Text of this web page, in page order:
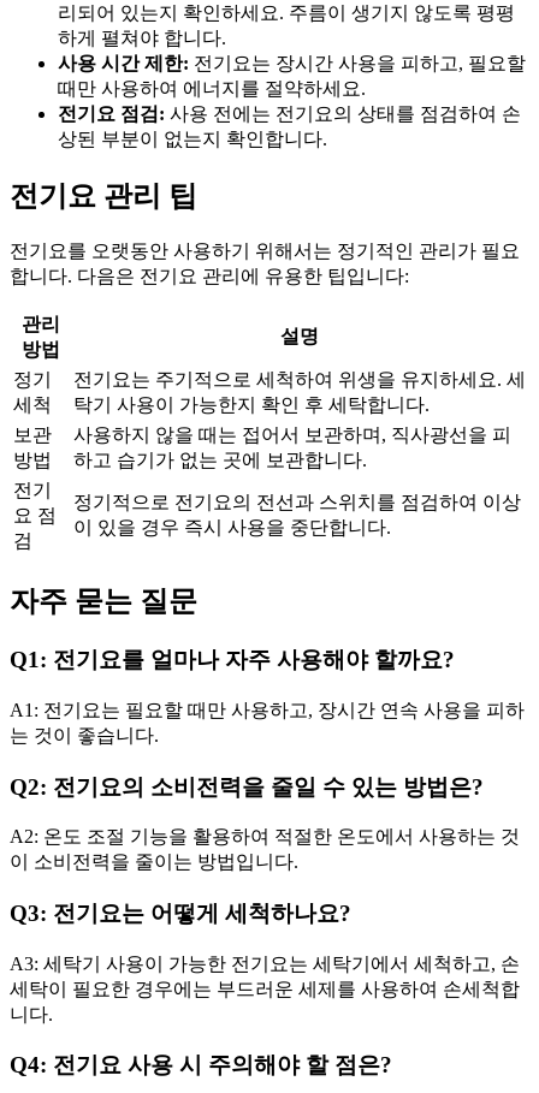
리되어 있는지 확인하세요. 주름이 생기지 않도록 평평
하게 펼쳐야 합니다.
사용 시간 제한: 전기요는 장시간 사용을 피하고, 필요할
때만 사용하여 에너지를 절약하세요.
전기요 점검: 사용 전에는 전기요의 상태를 점검하여 손
상된 부분이 없는지 확인합니다.
전기요 관리 팁
전기요를 오랫동안 사용하기 위해서는 정기적인 관리가 필요
합니다. 다음은 전기요 관리에 유용한 팁입니다:
관리
방법
설명
정기
세척
전기요는 주기적으로 세척하여 위생을 유지하세요. 세
탁기 사용이 가능한지 확인 후 세탁합니다.
보관
방법
사용하지 않을 때는 접어서 보관하며, 직사광선을 피
하고 습기가 없는 곳에 보관합니다.
전기
요 점
검
정기적으로 전기요의 전선과 스위치를 점검하여 이상
이 있을 경우 즉시 사용을 중단합니다.
자주 묻는 질문
Q1: 전기요를 얼마나 자주 사용해야 할까요?
A1: 전기요는 필요할 때만 사용하고, 장시간 연속 사용을 피하
는 것이 좋습니다.
Q2: 전기요의 소비전력을 줄일 수 있는 방법은?
A2: 온도 조절 기능을 활용하여 적절한 온도에서 사용하는 것
이 소비전력을 줄이는 방법입니다.
Q3: 전기요는 어떻게 세척하나요?
A3: 세탁기 사용이 가능한 전기요는 세탁기에서 세척하고, 손
세탁이 필요한 경우에는 부드러운 세제를 사용하여 손세척합
니다.
Q4: 전기요 사용 시 주의해야 할 점은?